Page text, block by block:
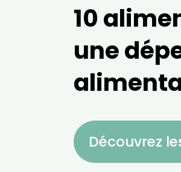
10
une
Découvrez